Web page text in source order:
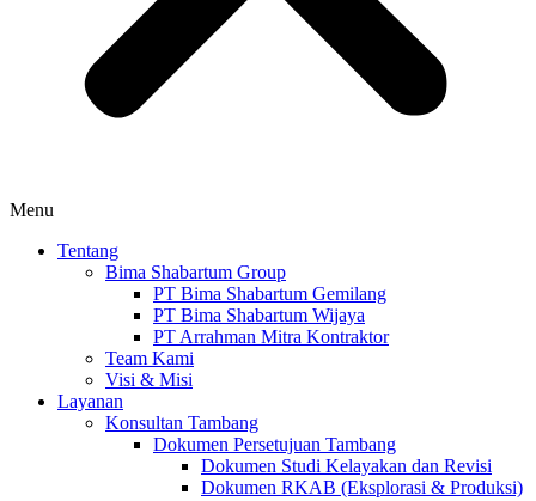
Menu
Tentang
Bima Shabartum Group
PT Bima Shabartum Gemilang
PT Bima Shabartum Wijaya
PT Arrahman Mitra Kontraktor
Team Kami
Visi & Misi
Layanan
Konsultan Tambang
Dokumen Persetujuan Tambang
Dokumen Studi Kelayakan dan Revisi
Dokumen RKAB (Eksplorasi & Produksi)